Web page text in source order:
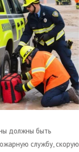
должны быть
службу, скорую